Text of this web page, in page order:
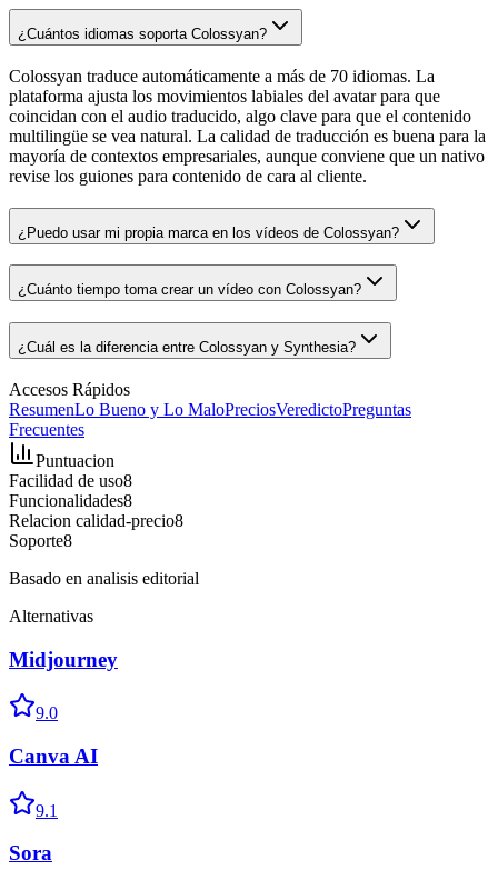
¿Cuántos idiomas soporta Colossyan?
Colossyan traduce automáticamente a más de 70 idiomas. La
plataforma ajusta los movimientos labiales del avatar para que
coincidan con el audio traducido, algo clave para que el contenido
multilingüe se vea natural. La calidad de traducción es buena para la
mayoría de contextos empresariales, aunque conviene que un nativo
revise los guiones para contenido de cara al cliente.
¿Puedo usar mi propia marca en los vídeos de Colossyan?
¿Cuánto tiempo toma crear un vídeo con Colossyan?
¿Cuál es la diferencia entre Colossyan y Synthesia?
Accesos Rápidos
ResumenLo Bueno y Lo MaloPreciosVeredictoPreguntas
Frecuentes
Puntuacion
Facilidad de uso8
Funcionalidades8
Relacion calidad-precio8
Soporte8
Basado en analisis editorial
Alternativas
Midjourney
9.0
Canva AI
9.1
Sora